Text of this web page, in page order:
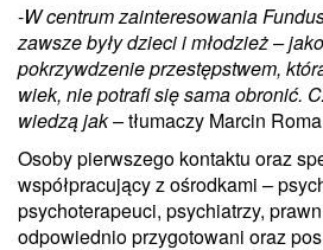
-W centrum zainteresowania
zawsze były dzieci i młodzież –
pokrzywdzenie przestępstwem,
wiek, nie potrafi się sama obronić.
wiedzą jak –tłumaczy Marcin
Osoby pierwszego kontaktu oraz
współpracujący z ośrodkami –
psychoterapeuci, psychiatrzy,
odpowiednio przygotowani oraz